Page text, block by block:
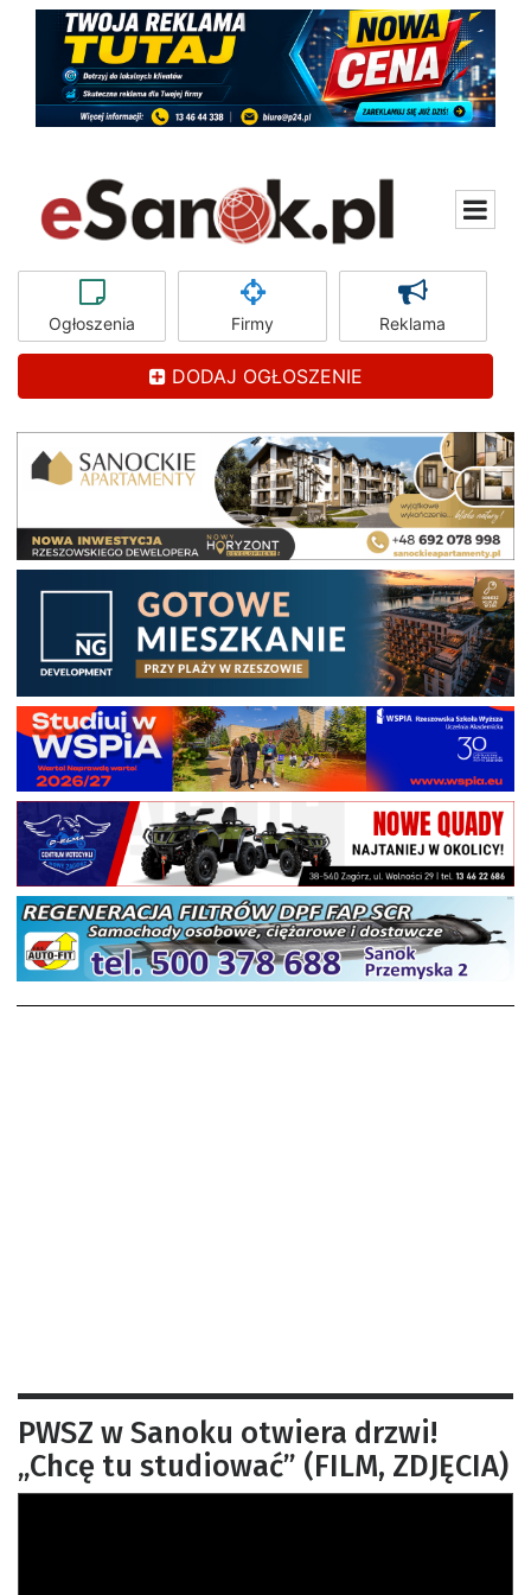
Ogłoszenia Firmy Reklama
DODAJ OGŁOSZENIE
PWSZ w Sanoku otwiera drzwi!
„Chcę tu studiować” (FILM, ZDJĘCIA)